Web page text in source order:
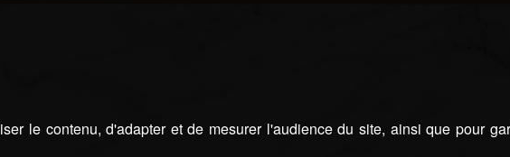
le contenu, d'adapter et de mesurer l'audience du site, ainsi que pour